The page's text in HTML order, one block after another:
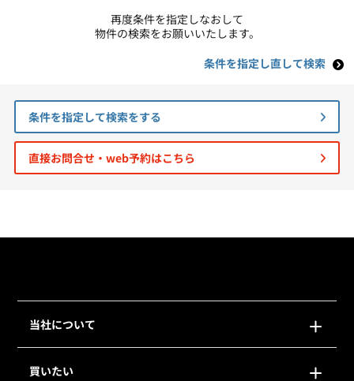
コンテンツ
会員メニュー
再度条件を指定しなおして
物件の検索をお願いいたします。
条件を指定し直して検索
条件を指定して検索をする
直接お問合せ・web予約はこちら
当社について
買いたい